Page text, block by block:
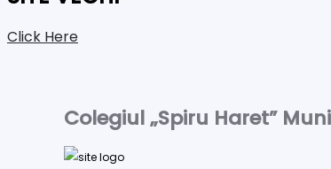
Click Here
Colegiul „Spiru Haret”